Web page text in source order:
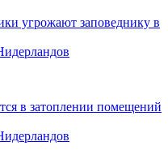
угрожают заповеднику в
в затоплении помещений